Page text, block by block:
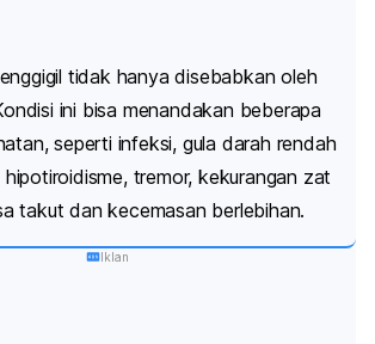
tidak hanya disebabkan oleh
ini bisa menandakan beberapa
seperti infeksi, gula darah rendah
hipotiroidisme, tremor, kekurangan zat
takut dan kecemasan berlebihan.
Iklan